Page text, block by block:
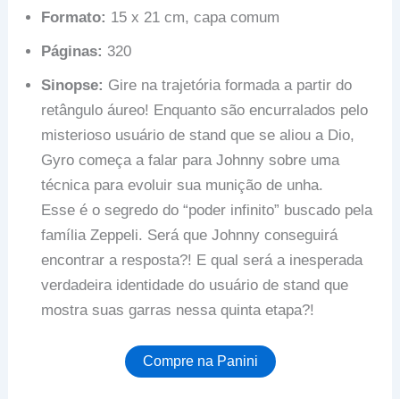
Formato: 15 x 21 cm, capa comum
Páginas: 320
Sinopse: Gire na trajetória formada a partir do
retângulo áureo! Enquanto são encurralados pelo
misterioso usuário de stand que se aliou a Dio,
Gyro começa a falar para Johnny sobre uma
técnica para evoluir sua munição de unha.
Esse é o segredo do “poder infinito” buscado pela
família Zeppeli. Será que Johnny conseguirá
encontrar a resposta?! E qual será a inesperada
verdadeira identidade do usuário de stand que
mostra suas garras nessa quinta etapa?!
Compre na Panini